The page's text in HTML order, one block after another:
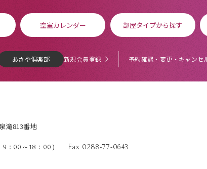
空室カレンダー 部屋タイプから探す
あさや倶楽部 新規会員登録 予約確認・変更・キャンセ
滝813番地
9：00～18：00） Fax 0288-77-0643